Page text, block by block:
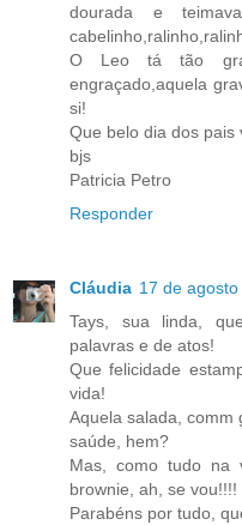
dourada e
O Leo tá tão
engraçado,aquela
si!
Que belo dia dos pais
bjs
Patricia Petro
Responder
Cláudia 17 de
Tays, sua linda,
palavras e de atos!
Que felicidade
vida!
Aquela salada, comm
saúde, hem?
Mas, como tudo na
brownie, ah, se vou!!!!
Parabéns por tudo,